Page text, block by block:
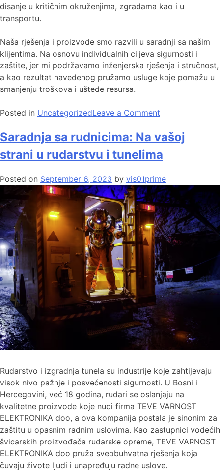
disanje u kritičnim okruženjima, zgradama kao i u
transportu.
Naša rješenja i proizvode smo razvili u saradnji sa našim
klijentima. Na osnovu individualnih ciljeva sigurnosti i
zaštite, jer mi podržavamo inženjerska rješenja i stručnost,
a kao rezultat navedenog pružamo usluge koje pomažu u
smanjenju troškova i uštede resursa.
Posted in UncategorizedLeave a Comment
Saradnja sa rudnicima: Na vašoj
strani u rudarstvu i tunelima
Posted on September 6, 2023 by vis01prime
Rudarstvo i izgradnja tunela su industrije koje zahtijevaju
visok nivo pažnje i posvećenosti sigurnosti. U Bosni i
Hercegovini, već 18 godina, rudari se oslanjaju na
kvalitetne proizvode koje nudi firma TEVE VARNOST
ELEKTRONIKA doo, a ova kompanija postala je sinonim za
zaštitu u opasnim radnim uslovima. Kao zastupnici vodećih
švicarskih proizvođača rudarske opreme, TEVE VARNOST
ELEKTRONIKA doo pruža sveobuhvatna rješenja koja
čuvaju živote ljudi i unapređuju radne uslove.